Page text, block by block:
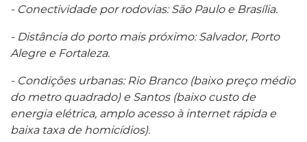
- Conectividade por rodovias: São Paulo e Brasília.
- Distância do porto mais próximo: Salvador, Porto
Alegre e Fortaleza.
- Condições urbanas: Rio Branco (baixo preço médio
do metro quadrado) e Santos (baixo custo de
energia elétrica, amplo acesso à internet rápida e
baixa taxa de homicídios).